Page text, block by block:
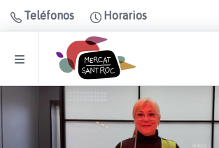
Teléfonos Horarios